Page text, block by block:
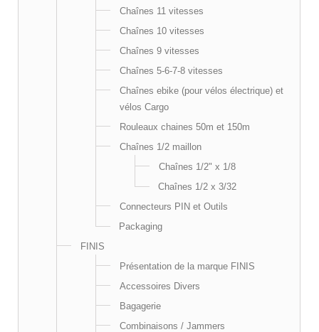
Chaînes 11 vitesses
Chaînes 10 vitesses
Chaînes 9 vitesses
Chaînes 5-6-7-8 vitesses
Chaînes ebike (pour vélos électrique) et
vélos Cargo
Rouleaux chaines 50m et 150m
Chaînes 1/2 maillon
Chaînes 1/2" x 1/8
Chaînes 1/2 x 3/32
Connecteurs PIN et Outils
Packaging
FINIS
Présentation de la marque FINIS
Accessoires Divers
Bagagerie
Combinaisons / Jammers